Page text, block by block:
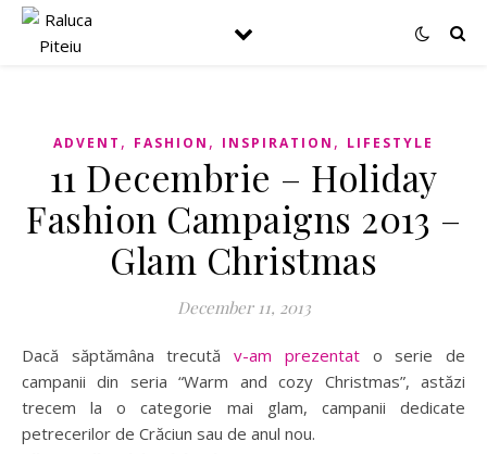
ADVENT , FASHION , INSPIRATION , LIFESTYLE
11 Decembrie – Holiday
Fashion Campaigns 2013 –
Glam Christmas
December 11, 2013
Dacă săptămâna trecutăv-am prezentato serie de
campanii din seria “Warm and cozy Christmas”, astăzi
trecem la o categorie mai glam, campanii dedicate
petrecerilor de Crăciun sau de anul nou.